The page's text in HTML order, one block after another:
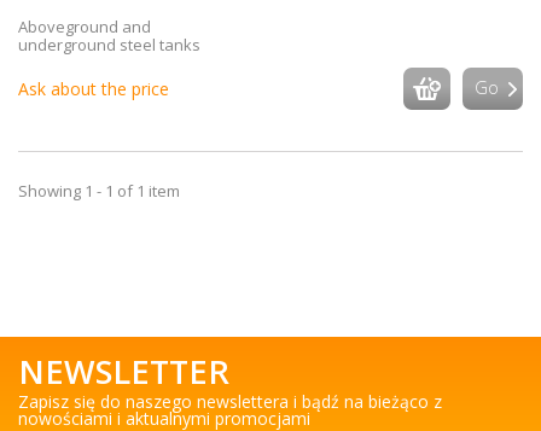
Aboveground and
underground steel tanks
Ask about the price Go
Showing 1 - 1 of 1 item
NEWSLETTER
Zapisz się do naszego newslettera i bądź na bieżąco z
nowościami i aktualnymi promocjami